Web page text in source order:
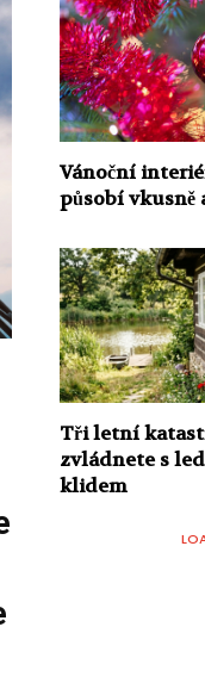
Vánoční
působí vkusně
Tři letní
zvládnete s
klidem